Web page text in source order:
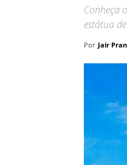
Conheça
estátua
Por Jair